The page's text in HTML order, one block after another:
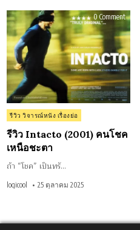
0 Commenton
รีวิว
Intacto
(2001)
โชค
เหนือ
ชะตา
Posted
in
รีวิว วิจารณ์หนัง เรื่องย่อ
รีวิว Intacto (2001) คนโชค
เหนือชะตา
ถ้า “โชค” เป็นทรั…
logicool 25 ตุลาคม 2025